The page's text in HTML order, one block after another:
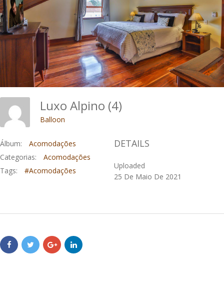
Luxo Alpino (4)
Balloon
Álbum:
Acomodações
Categorias:
Acomodações
Tags:
#Acomodações
DETAILS
Uploaded
25 De Maio De 2021